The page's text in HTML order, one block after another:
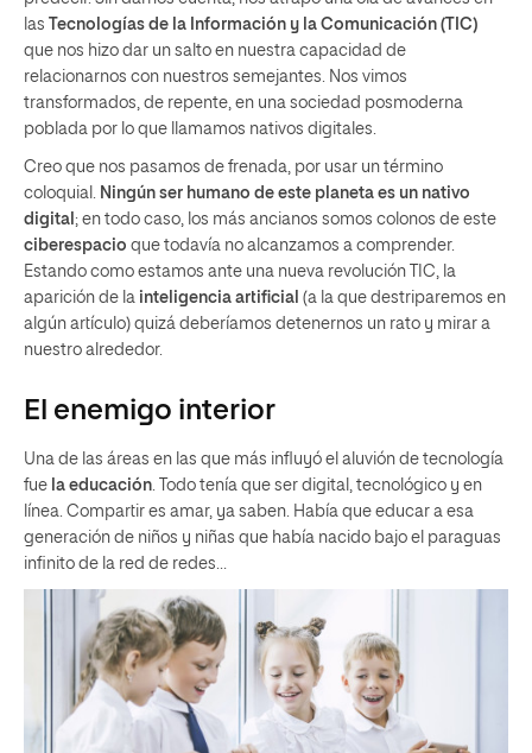
las Tecnologías de la Información y la Comunicación (TIC)
que nos hizo dar un salto en nuestra capacidad de
relacionarnos con nuestros semejantes. Nos vimos
transformados, de repente, en una sociedad posmoderna
poblada por lo que llamamos nativos digitales.
Creo que nos pasamos de frenada, por usar un término
coloquial.
Ningún ser humano de este planeta es un nativo
digital ; en todo caso, los más ancianos somos colonos de este
ciberespacio que todavía no alcanzamos a comprender.
Estando como estamos ante una nueva revolución TIC, la
aparición de la inteligencia artificial (a la que destriparemos en
algún artículo) quizá deberíamos detenernos un rato y mirar a
nuestro alrededor.
El enemigo interior
Una de las áreas en las que más influyó el aluvión de tecnología
fue la educación . Todo tenía que ser digital, tecnológico y en
línea. Compartir es amar, ya saben. Había que educar a esa
generación de niños y niñas que había nacido bajo el paraguas
infinito de la red de redes…